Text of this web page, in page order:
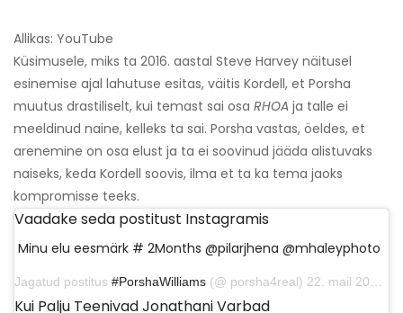
Allikas: YouTube
Küsimusele, miks ta 2016. aastal Steve Harvey näitusel
esinemise ajal lahutuse esitas, väitis Kordell, et Porsha
muutus drastiliselt, kui temast sai osa RHOA ja talle ei
meeldinud naine, kelleks ta sai. Porsha vastas, öeldes, et
arenemine on osa elust ja ta ei soovinud jääda alistuvaks
naiseks, keda Kordell soovis, ilma et ta ka tema jaoks
kompromisse teeks.
Vaadake seda postitust Instagramis
Minu elu eesmärk # 2Months @pilarjhena @mhaleyphoto
Jagatud postitus #PorshaWilliams (@ porsha4real) 22. mail 2019, kell 11:37 PDT
Kui Palju Teenivad Jonathani Varbad